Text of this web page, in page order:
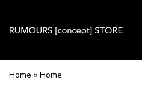
Home » Home